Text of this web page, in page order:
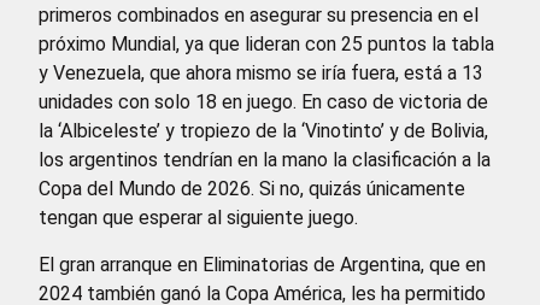
primeros combinados en asegurar su presencia en el
próximo Mundial, ya que lideran con 25 puntos la tabla
y Venezuela, que ahora mismo se iría fuera, está a 13
unidades con solo 18 en juego. En caso de victoria de
la ‘Albiceleste’ y tropiezo de la ‘Vinotinto’ y de Bolivia,
los argentinos tendrían en la mano la clasificación a la
Copa del Mundo de 2026. Si no, quizás únicamente
tengan que esperar al siguiente juego.
El gran arranque en Eliminatorias de Argentina, que en
2024 también ganó la Copa América, les ha permitido